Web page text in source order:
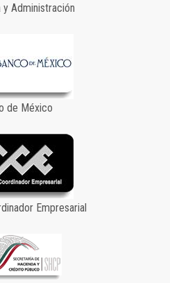
y Administración
de México
Empresarial